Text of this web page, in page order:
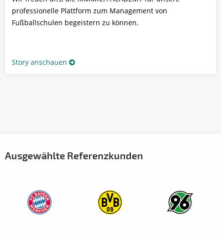
professionelle Plattform zum Management von
Fußballschulen begeistern zu können.
Story anschauen
Ausgewählte Referenzkunden